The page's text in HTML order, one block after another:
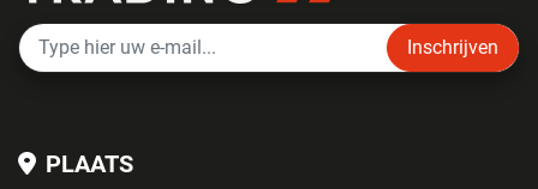
Inschrijven
PLAATS